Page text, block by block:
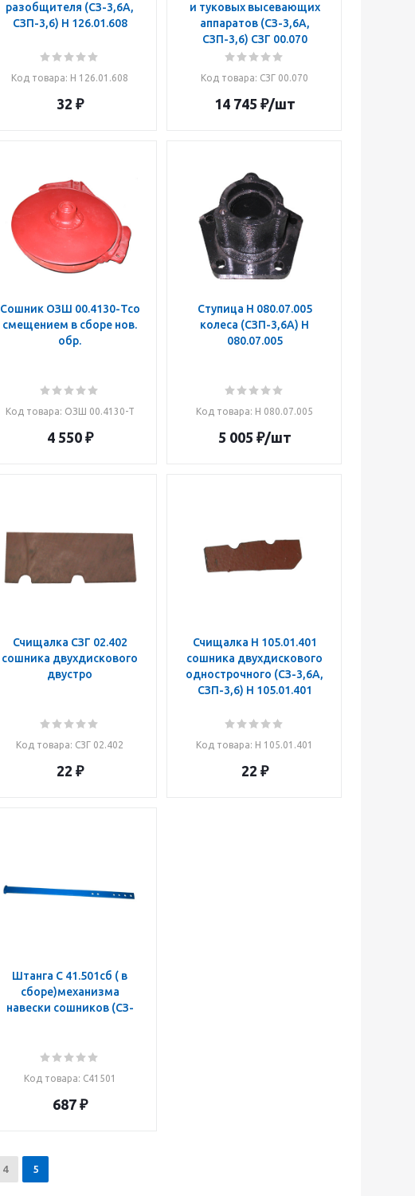
разобщителя (СЗ-3,6А,
СЗП-3,6) Н 126.01.608
Код товара: Н 126.01.608
32 ₽
и туковых высевающих
аппаратов (СЗ-3,6А,
СЗП-3,6) СЗГ 00.070
Код товара: СЗГ 00.070
14 745 ₽/шт
Сошник ОЗШ 00.4130-Тсо
смещением в сборе нов.
обр.
Код товара: ОЗШ 00.4130-Т
4 550₽
Ступица Н 080.07.005
колеса (СЗП-3,6А) Н
080.07.005
Код товара: Н 080.07.005
5 005 ₽/шт
Счищалка СЗГ 02.402
сошника двухдискового
двустро
Код товара: СЗГ 02.402
22 ₽
Счищалка Н 105.01.401
сошника двухдискового
однострочного (СЗ-3,6А,
СЗП-3,6) Н 105.01.401
Код товара: Н 105.01.401
22 ₽
Штанга С 41.501сб ( в
сборе)механизма
навески сошников (СЗ-
Код товара: С41501
687₽
4 5